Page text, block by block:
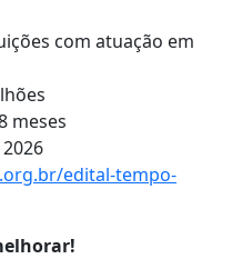
com atuação em
meses
edital-tempo-